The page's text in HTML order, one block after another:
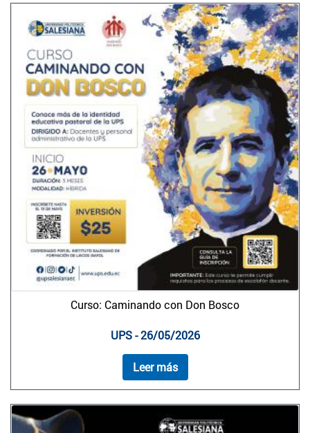
Curso: Caminando con Don Bosco
UPS - 26/05/2026
Leer más